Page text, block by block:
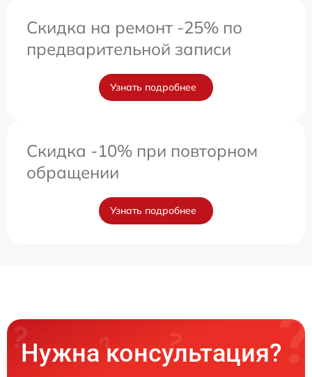
Скидка на ремонт -25% по
предварительной записи
Узнать подробнее
Скидка -10% при повторном
обращении
Узнать подробнее
Нужна консультация?